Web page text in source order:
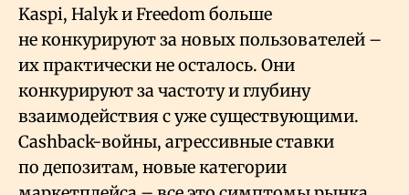
Kaspi, Halyk и Freedom больше
не конкурируют за новых пользователей –
их практически не осталось. Они
конкурируют за частоту и глубину
взаимодействия с уже существующими.
Cashback-войны, агрессивные ставки
по депозитам, новые категории